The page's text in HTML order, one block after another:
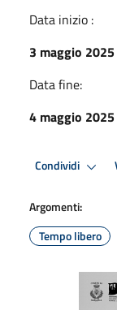
Data inizio :
3 maggio 2025
Data fine:
4 maggio 2025
Condividi
Argomenti:
Tempo libero